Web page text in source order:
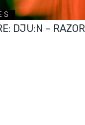
DJU:N – RAZOR